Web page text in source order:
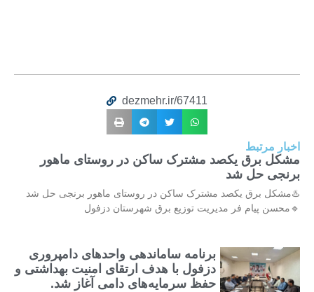
dezmehr.ir/67411
اخبار مرتبط
مشکل برق یکصد مشترک ساکن در روستای ماهور
برنجی حل شد
♨️مشکل برق یکصد مشترک ساکن در روستای ماهور برنجی حل شد
🔹محسن پیام فر مدیریت توزیع برق شهرستان دزفول
برنامه ساماندهی واحدهای دامپروری
دزفول با هدف ارتقای امنیت بهداشتی و
حفظ سرمایه‌های دامی آغاز شد.